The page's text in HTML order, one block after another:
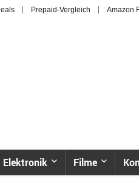
Prepaid-Vergleich Amazon
Elektronik Filme